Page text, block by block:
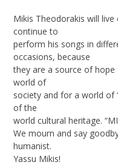
Mikis Theodorakis will
continue to
perform his songs in
occasions, because
they are a source of
world of
society and for a world of
of the
world cultural heritage.
We mourn and say
humanist.
Yassu Mikis!